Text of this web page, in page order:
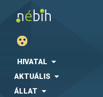
HIVATAL
AKTUÁLIS
ÁLLAT